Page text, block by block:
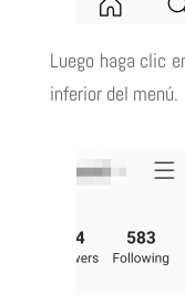
Luego haga clic
inferior del menú.